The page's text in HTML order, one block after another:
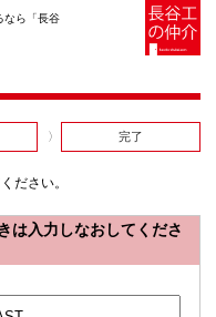
なら「長谷
完了
ださい。
は入力しなおしてくださ